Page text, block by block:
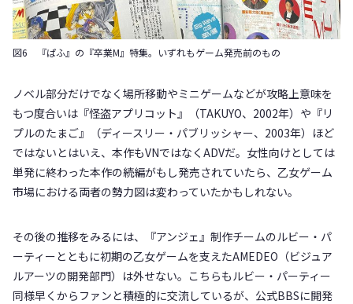
図6 『ぱふ』の『卒業M』特集。いずれもゲーム発売前のもの
ノベル部分だけでなく場所移動やミニゲームなどが攻略上意味を
もつ度合いは『怪盗アプリコット』（TAKUYO、2002年）や『リ
プルのたまご』（ディースリー・パブリッシャー、2003年）ほど
ではないとはいえ、本作もVNではなくADVだ。女性向けとしては
単発に終わった本作の続編がもし発売されていたら、乙女ゲーム
市場における両者の勢力図は変わっていたかもしれない。
その後の推移をみるには、『アンジェ』制作チームのルビー・パ
ーティーとともに初期の乙女ゲームを支えたAMEDEO（ビジュア
ルアーツの開発部門）は外せない。こちらもルビー・パーティー
同様早くからファンと積極的に交流しているが、公式BBSに開発